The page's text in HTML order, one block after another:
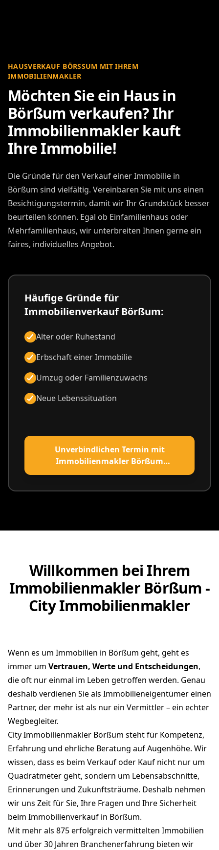
HAUSVERKAUF BÖRSSUM MIT IHREM I
MMOBILIENMAKLER
Möchten Sie ein Haus in
Börßum verkaufen? Ihr
Immobilienmakler kauft
Ihre Immobilie!
Die Gründe für den Verkauf einer Immobilie in
Börßum sind vielfältig. Vereinbaren Sie mit uns einen
Besichtigungstermin, damit wir Ihr Grundstück besser
beurteilen können. Egal ob Einfamilienhaus oder
Mehrfamilienhaus, wir unterbreiten Ihnen gerne ein
faires, individuelles Angebot.
Häufige Gründe für
Immobilienverkauf Börßum:
Alter oder Ruhestand
Erbschaft einer Immobilie
Umzug oder Familienzuwachs
Neue Lebenssituation
Unverbindlichen Termin mit
Immobilienmakler Börßum
vereinbaren
Willkommen bei Ihrem
Immobilienmakler Börßum -
City Immobilienmakler
Wenn es um Immobilien in Börßum geht, geht es
immer um Vertrauen, Werte und Entscheidungen,
die oft nur einmal im Leben getroffen werden. Genau
deshalb verdienen Sie als Immobilieneigentümer einen
Partner, der mehr ist als nur ein Vermittler – ein echter
Wegbegleiter.
City Immobilienmakler Börßum steht für Kompetenz,
Erfahrung und ehrliche Beratung auf Augenhöhe. Wir
wissen, dass es beim Verkauf oder Kauf nicht nur um
Quadratmeter geht, sondern um Lebensabschnitte,
Erinnerungen und Zukunftsträume. Deshalb nehmen
wir uns Zeit für Sie, Ihre Fragen und Ihre Sicherheit
beim Immobilienverkauf in Börßum.
Mit mehr als 875 erfolgreich vermittelten Immobilien
und über 30 Jahren Branchenerfahrung bieten wir